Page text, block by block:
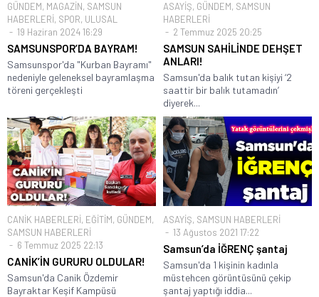
GÜNDEM, MAGAZİN, SAMSUN
HABERLERİ, SPOR, ULUSAL
19 Haziran 2024 16:29
SAMSUNSPOR’DA BAYRAM!
Samsunspor'da "Kurban Bayramı"
nedeniyle geleneksel bayramlaşma
töreni gerçekleşti
ASAYİŞ, GÜNDEM, SAMSUN
HABERLERİ
2 Temmuz 2025 20:25
SAMSUN SAHİLİNDE DEHŞET
ANLARI!
Samsun'da balık tutan kişiyi ‘2
saattir bir balık tutamadın’
diyerek...
CANİK HABERLERİ, EĞİTİM, GÜNDEM,
SAMSUN HABERLERİ
6 Temmuz 2025 22:13
CANİK’İN GURURU OLDULAR!
Samsun'da Canik Özdemir
Bayraktar Keşif Kampüsü
ASAYİŞ, SAMSUN HABERLERİ
13 Ağustos 2021 17:22
Samsun’da İĞRENÇ şantaj
Samsun'da 1 kişinin kadınla
müstehcen görüntüsünü çekip
şantaj yaptığı iddia...